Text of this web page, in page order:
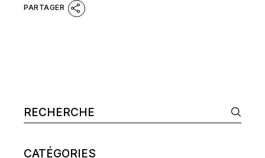
Search
CATÉGORIES